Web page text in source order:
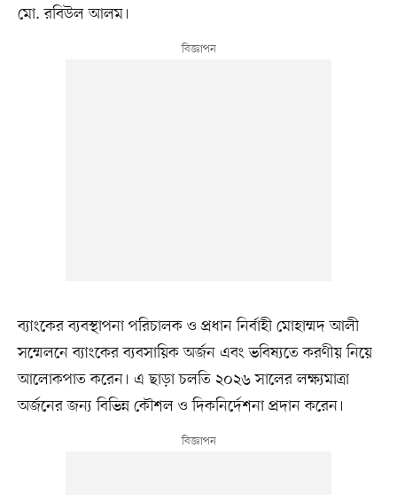
মো. রবিউল আলম।
ব্যাংকের ব্যবস্থাপনা পরিচালক ও প্রধান নির্বাহী মোহাম্মদ আলী
সম্মেলনে ব্যাংকের ব্যবসায়িক অর্জন এবং ভবিষ্যতে করণীয় নিয়ে
আলোকপাত করেন। এ ছাড়া চলতি ২০২৬ সালের লক্ষ্যমাত্রা
অর্জনের জন্য বিভিন্ন কৌশল ও দিকনির্দেশনা প্রদান করেন।